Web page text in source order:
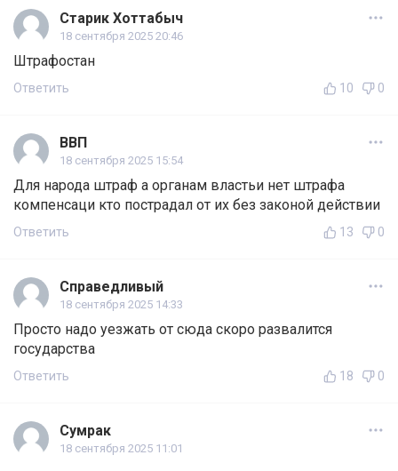
Старик Хоттабыч
18 сентября 2025 20:46
Штрафостан
Ответить 10 0
ВВП
18 сентября 2025 15:54
Для народа штраф а органам властьи нет штрафа
компенсаци кто пострадал от их без законой действии
Ответить 13 0
Справедливый
18 сентября 2025 14:33
Просто надо уезжать от сюда скоро развалится
государства
Ответить 18 0
Сумрак
18 сентября 2025 11:01